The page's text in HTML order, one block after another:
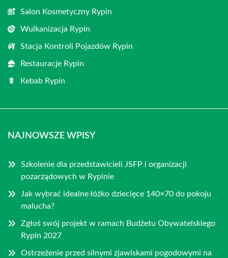
Salon Kosmetyczny Rypin
Wulkanizacja Rypin
Stacja Kontroli Pojazdów Rypin
Restauracje Rypin
Kebab Rypin
NAJNOWSZE WPISY
Szkolenie dla przedstawicieli JSFP i organizacji
pozarządowych w Rypinie
Jak wybrać idealne łóżko dziecięce 140×70 do pokoju
malucha?
Zgłoś swój projekt w ramach Budżetu Obywatelskiego
Rypin 2027
Ostrzeżenie przed silnymi zjawiskami pogodowymi na